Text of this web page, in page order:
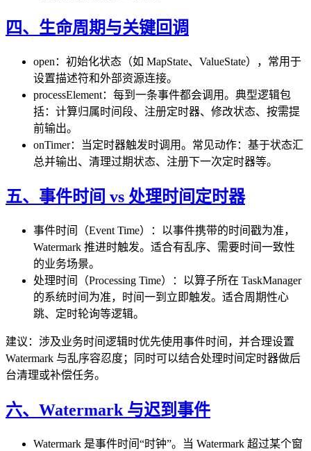
四、生命周期与关键回调
open：初始化状态（如 MapState、ValueState），常用于
设置描述符和外部资源连接。
processElement：每到一条事件都会调用。典型逻辑包
括：计算归属时间段、注册定时器、修改状态、按需提
前输出。
onTimer：当定时器触发时调用。常见动作：基于状态汇
总并输出、清理过期状态、注册下一次定时器等。
五、事件时间 vs 处理时间定时器
事件时间（Event Time）：以事件携带的时间戳为准，
Watermark 推进时触发。适合有乱序、需要时间一致性
的业务场景。
处理时间（Processing Time）：以算子所在 TaskManager
的系统时间为准，时间一到立即触发。适合周期性心
跳、定时轮询等逻辑。
建议：涉及业务时间逻辑时优先使用事件时间，并合理设置
Watermark 与乱序容忍度；同时可以结合处理时间定时器做后
台清理或补偿任务。
六、Watermark 与迟到事件
Watermark 是事件时间“时钟”。当 Watermark 超过某个窗